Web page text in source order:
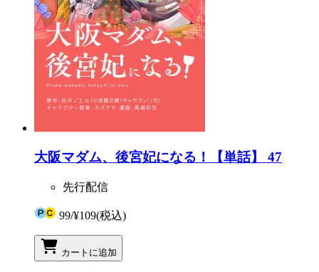
大阪マダム、後宮妃になる！【単話】 47
先行配信
99/¥109(税込)
カートに追加